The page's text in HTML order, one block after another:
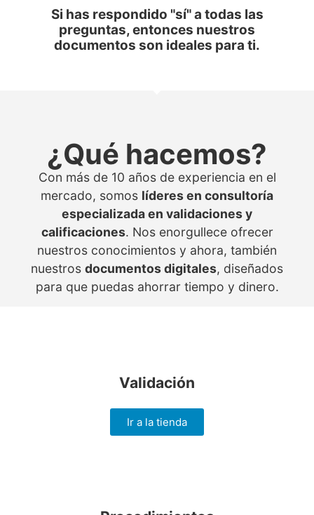
Si has respondido "sí" a todas las
preguntas, entonces nuestros
documentos son ideales para ti.
¿Qué hacemos?
Con más de 10 años de experiencia en el
mercado, somos líderes en consultoría
especializada en validaciones y
calificaciones. Nos enorgullece ofrecer
nuestros conocimientos y ahora, también
nuestros documentos digitales, diseñados
para que puedas ahorrar tiempo y dinero.
Validación
Ir a la tienda